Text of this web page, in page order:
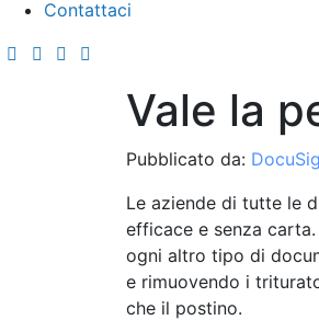
Contattaci
Vale la
Pubblicato da:
Le aziende di tutte le
efficace e senza
ogni altro tipo di
e rimuovendo i
che il postino.